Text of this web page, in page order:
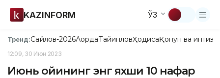
KAZINFORM ЎЗ
Тренд:Сайлов-2026АқордаТайинловҲодисаҚонун ва
12:09, 30 Июн 2023
Июнь ойининг энг яхши 10 нафар